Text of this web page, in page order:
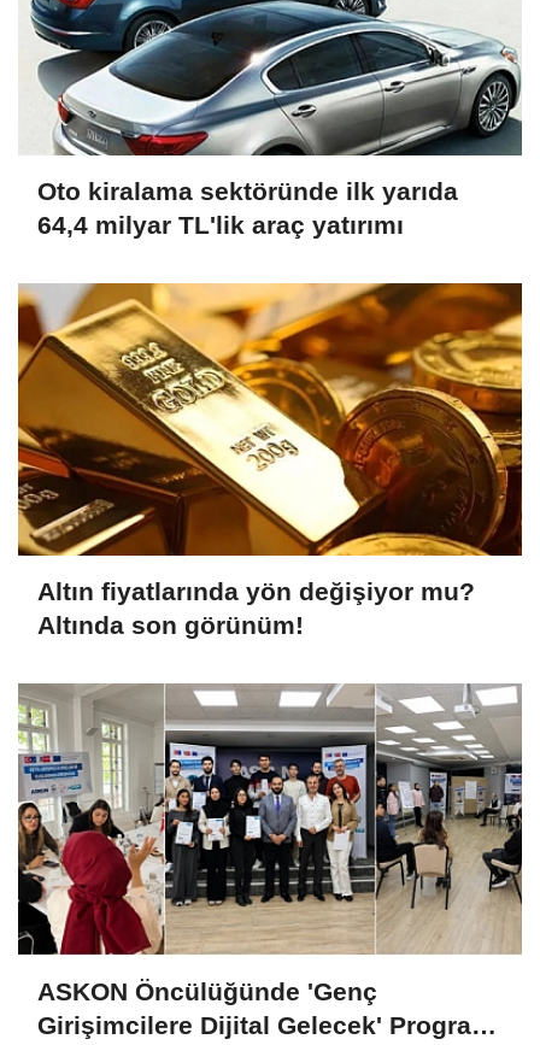
Oto kiralama sektöründe ilk yarıda
64,4 milyar TL'lik araç yatırımı
Altın fiyatlarında yön değişiyor mu?
Altında son görünüm!
ASKON Öncülüğünde 'Genç
Girişimcilere Dijital Gelecek' Programı